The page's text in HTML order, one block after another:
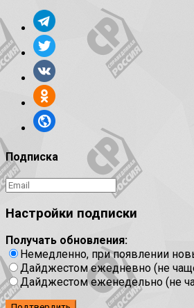
Подписка
Настройки подписки
Получать обновления:
Немедленно, при появлении
Дайджестом ежедневно (не
Дайджестом еженедельно (не